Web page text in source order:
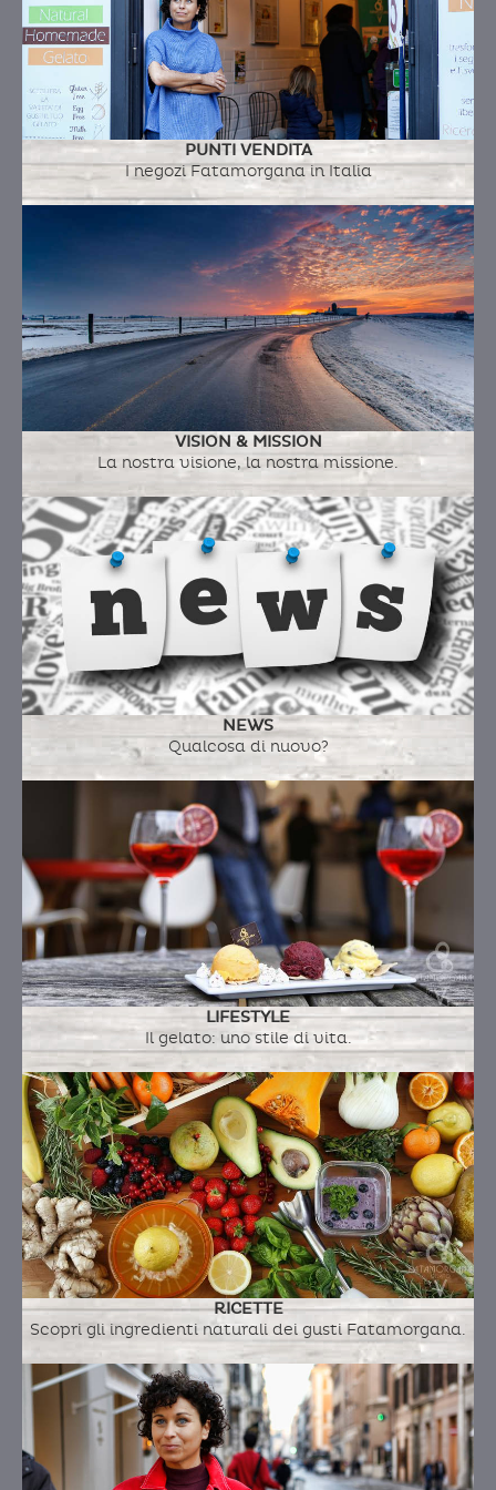
PUNTI VENDITA
I negozi Fatamorgana in Italia
VISION & MISSION
La nostra visione, la nostra missione.
NEWS
Qualcosa di nuovo?
LIFESTYLE
Il gelato: uno stile di vita.
RICETTE
Scopri gli ingredienti naturali dei gusti Fatamorgana.